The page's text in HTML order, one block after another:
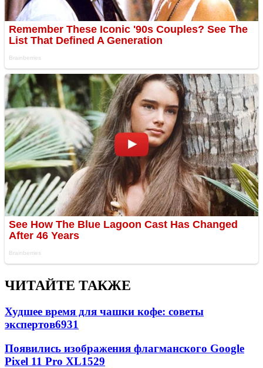
ЧИТАЙТЕ ТАКЖЕ
Худшее время для чашки кофе: советы
экспертов6931
Появились изображения флагманского Google
Pixel 11 Pro XL1529